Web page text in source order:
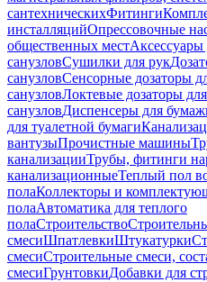
сантехническихФитинги
инсталляцийОпрессовочные
общественных мест
санузловСушилки для рук
санузловСенсорные дозаторы
санузловЛоктевые дозаторы
санузловДиспенсеры для
для туалетной бумаги
вантузыПрочистные машины
канализацииТрубы, фитинги
канализационныеТеплый пол
полаКоллекторы и
полаАвтоматика для теплого
полаСтроительство
смесиШпатлевкиШтукатурки
смесиСтроительные смеси,
смесиГрунтовкиДобавки для